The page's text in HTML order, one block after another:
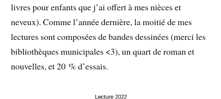
livres pour enfants que j’ai offert à mes nièces et
neveux). Comme l’année dernière, la moitié de mes
lectures sont composées de bandes dessinées (merci les
bibliothèques municipales <3), un quart de roman et
nouvelles, et 20 % d’essais.